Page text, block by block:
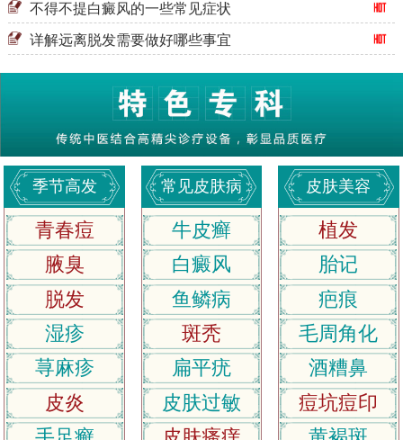
不得不提白癜风的一些常见症状
详解远离脱发需要做好哪些事宜
季节高发
青春痘
腋臭
脱发
湿疹
荨麻疹
皮炎
常见皮肤病
牛皮癣
白癜风
鱼鳞病
斑秃
扁平疣
皮肤过敏
皮肤美容
植发
胎记
疤痕
毛周角化
酒糟鼻
痘坑痘印